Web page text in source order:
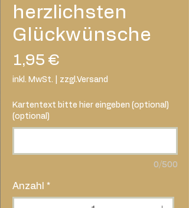
herzlichsten
Glückwünsche
1,95 €
inkl. MwSt. zzgl.Versand
Kartentext bitte hier eingeben (optional)
(optional)
0/500
Anzahl *